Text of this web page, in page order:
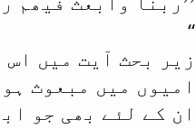
‘‘
زیر بحث آیت میں
امیوں میں مبعوث
ان کے لئے بھی جو